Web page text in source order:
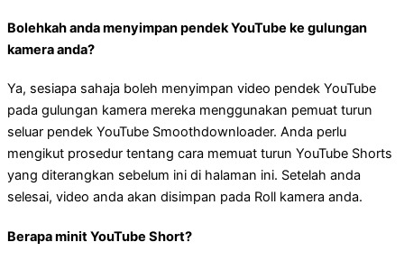
Bolehkah anda menyimpan pendek YouTube ke gulungan
kamera anda?
Ya, sesiapa sahaja boleh menyimpan video pendek YouTube
pada gulungan kamera mereka menggunakan pemuat turun
seluar pendek YouTube Smoothdownloader. Anda perlu
mengikut prosedur tentang cara memuat turun YouTube Shorts
yang diterangkan sebelum ini di halaman ini. Setelah anda
selesai, video anda akan disimpan pada Roll kamera anda.
Berapa minit YouTube Short?